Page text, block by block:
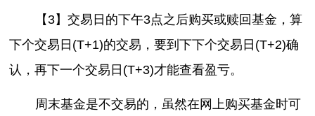
【3】交易日的下午3点之后购买或赎回基金，算
下个交易日(T+1)的交易，要到下下个交易日(T+2)确
认，再下一个交易日(T+3)才能查看盈亏。
周末基金是不交易的，虽然在网上购买基金时可